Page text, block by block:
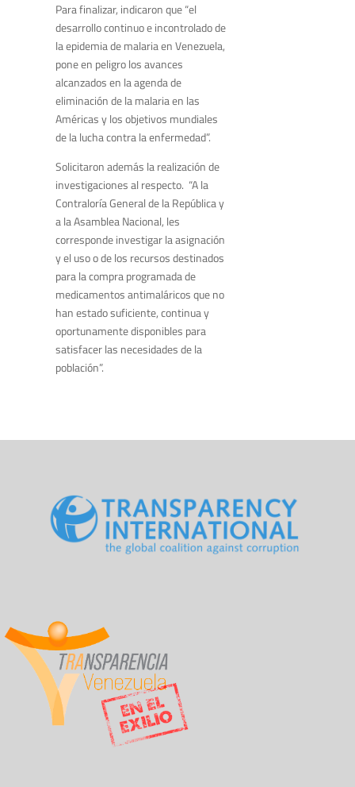
Para finalizar, indicaron que “el
desarrollo continuo e incontrolado de
la epidemia de malaria en Venezuela,
pone en peligro los avances
alcanzados en la agenda de
eliminación de la malaria en las
Américas y los objetivos mundiales
de la lucha contra la enfermedad”.
Solicitaron además la realización de
investigaciones al respecto. “A la
Contraloría General de la República y
a la Asamblea Nacional, les
corresponde investigar la asignación
y el uso o de los recursos destinados
para la compra programada de
medicamentos antimaláricos que no
han estado suficiente, continua y
oportunamente disponibles para
satisfacer las necesidades de la
población”.